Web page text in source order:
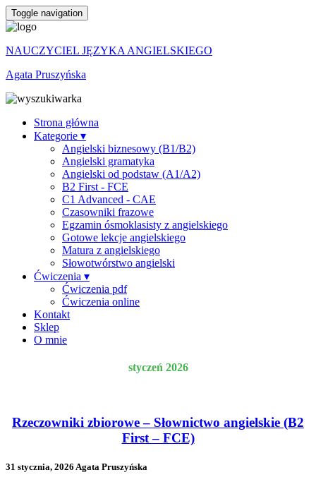
Toggle navigation
NAUCZYCIEL JĘZYKA ANGIELSKIEGO
Agata Pruszyńska
Strona główna
Kategorie ▾
Angielski biznesowy (B1/B2)
Angielski gramatyka
Angielski od podstaw (A1/A2)
B2 First - FCE
C1 Advanced - CAE
Czasowniki frazowe
Egzamin ósmoklasisty z angielskiego
Gotowe lekcje angielskiego
Matura z angielskiego
Słowotwórstwo angielski
Ćwiczenia ▾
Ćwiczenia pdf
Ćwiczenia online
Kontakt
Sklep
O mnie
styczeń 2026
Rzeczowniki zbiorowe – Słownictwo angielskie (B2
First – FCE)
31 stycznia, 2026 Agata Pruszyńska